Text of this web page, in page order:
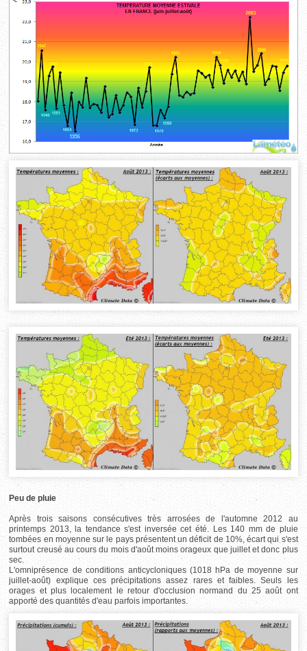
Peu de pluie
Après trois saisons consécutives très arrosées de l'automne 2012 au
printemps 2013, la tendance s'est inversée cet été. Les 140 mm de pluie
tombées en moyenne sur le pays présentent un déficit de 10%, écart qui s'est
surtout creusé au cours du mois d'août moins orageux que juillet et donc plus
sec.
L'omniprésence de conditions anticycloniques (1018 hPa de moyenne sur
juillet-août) explique ces précipitations assez rares et faibles. Seuls les
orages et plus localement le retour d'occlusion normand du 25 août ont
apporté des quantités d'eau parfois importantes.